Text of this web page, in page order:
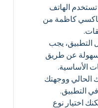
الهاتف
كاظمة من
يجب
عن طريق
الأساسية.
ووجهتك
التطبيق.
اختيار نوع